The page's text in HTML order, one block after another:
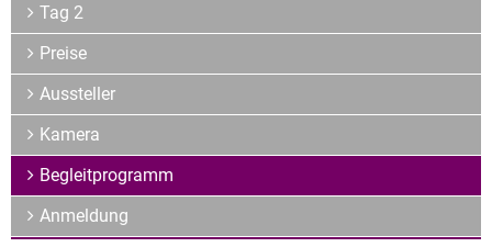
Tag 2
Preise
Aussteller
Kamera
Begleitprogramm
Anmeldung